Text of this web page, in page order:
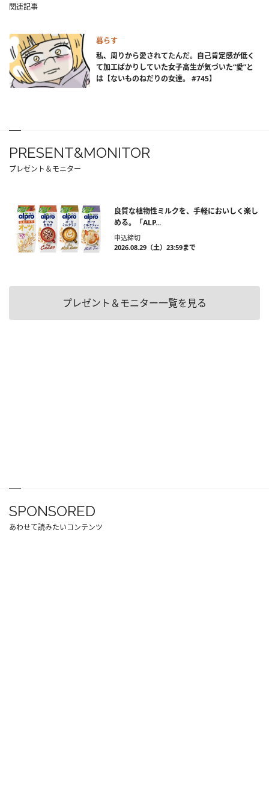
関連記事
暮らす
私、周りから愛されてたんだ。自己肯定感が低く
て加工ばかりしていた女子高生が気づいた“愛”と
は【ないものねだりの女達。 #745】
PRESENT&MONITOR
プレゼント＆モニター
良質な植物性ミルクを、手軽においしく楽し
める。「ALP...
申込締切
2026.08.29（土）23:59まで
プレゼント＆モニター一覧を見る
SPONSORED
あわせて読みたいコンテンツ